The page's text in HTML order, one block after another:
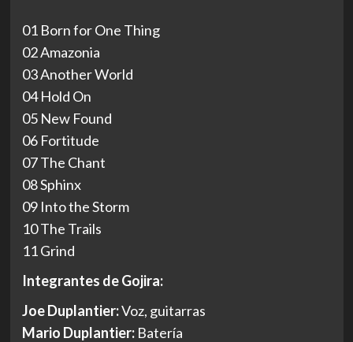
01 Born for One Thing
02 Amazonia
03 Another World
04 Hold On
05 New Found
06 Fortitude
07 The Chant
08 Sphinx
09 Into the Storm
10 The Trails
11 Grind
Integrantes de Gojira:
Joe Duplantier:Voz, guitarras
Mario Duplantier:Batería